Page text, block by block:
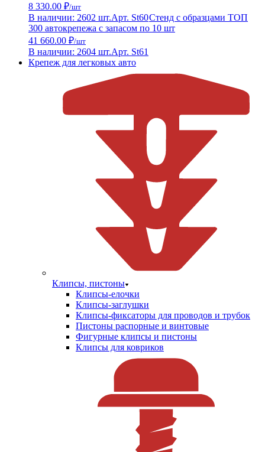
8 330.00 ₽/шт
В наличии: 2602 шт.Арт. St60Стенд с образцами ТОП
300 автокрепежа с запасом по 10 шт
41 660.00 ₽/шт
В наличии: 2604 шт.Арт. St61
Крепеж для легковых авто
Клипсы, пистоны
Клипсы-елочки
Клипсы-заглушки
Клипсы-фиксаторы для проводов и трубок
Пистоны распорные и винтовые
Фигурные клипсы и пистоны
Клипсы для ковриков